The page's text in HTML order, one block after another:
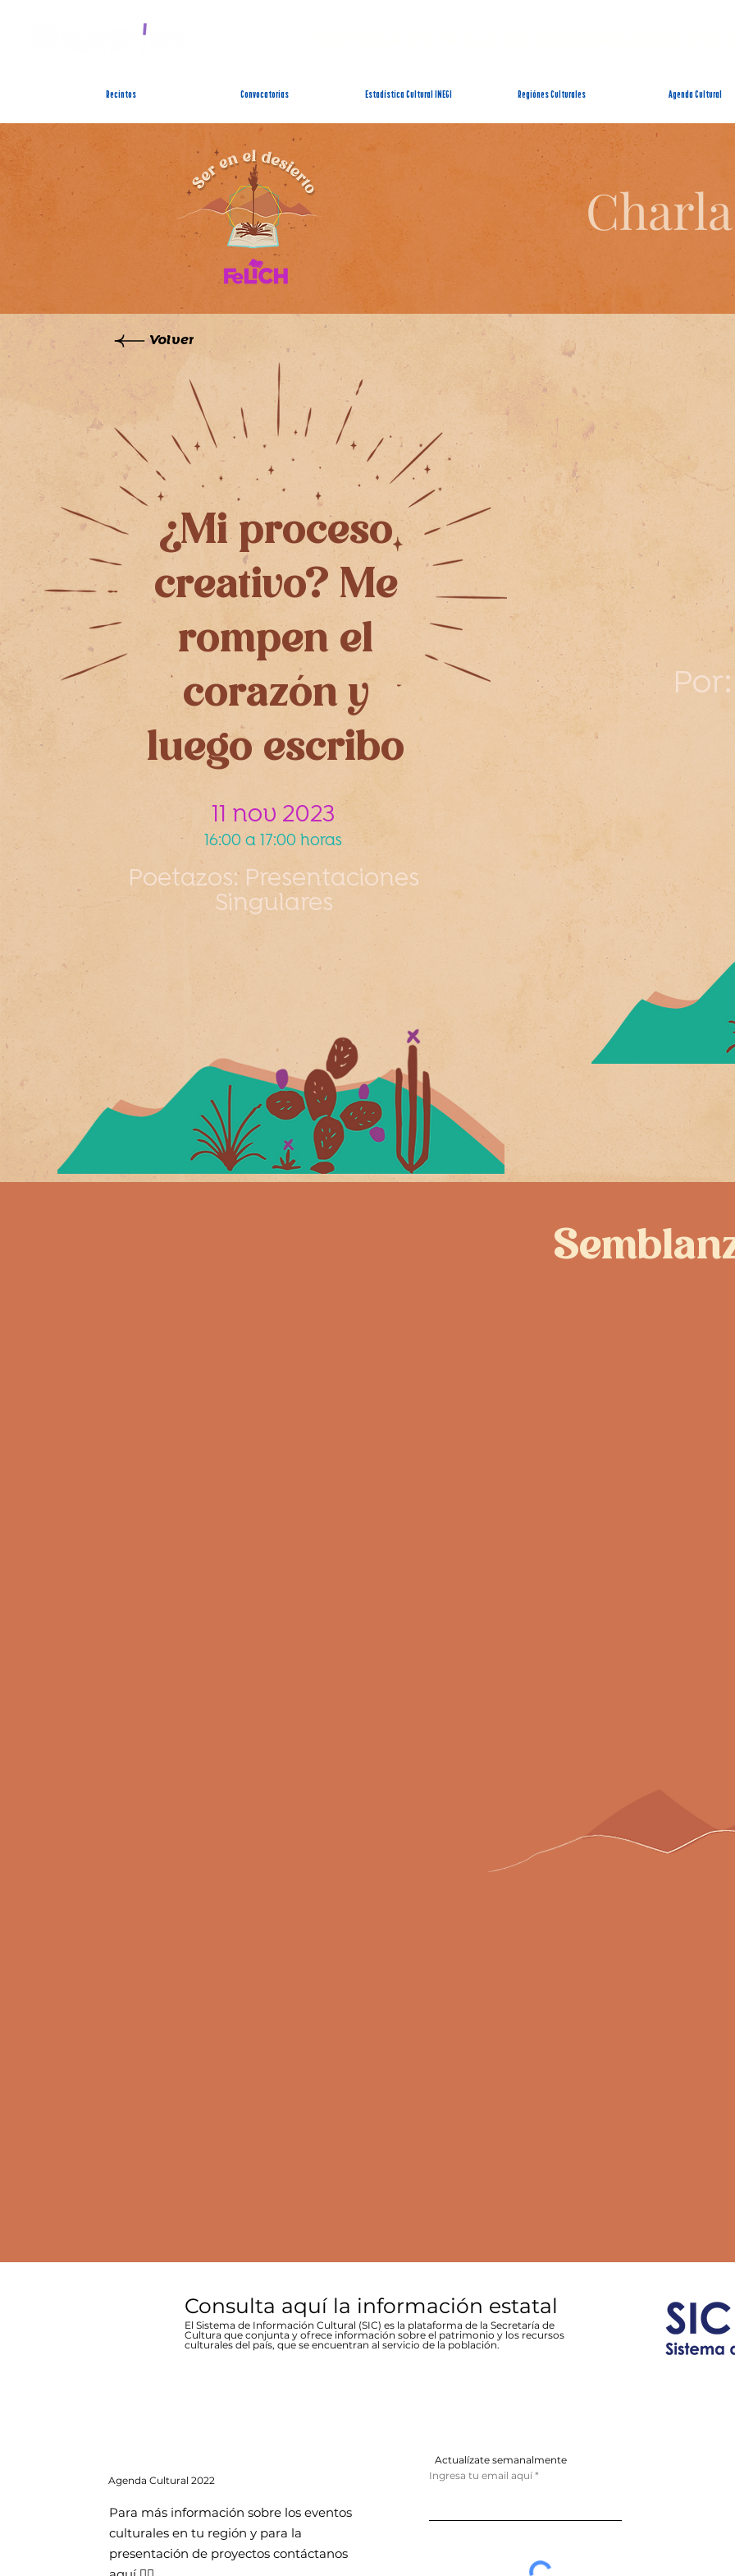
Recintos Convocatorias Estadística Cultural INEGI Regiónes Culturales Agenda Cultural
Charla
Volver
¿Mi proceso
creativo? Me
rompen el
corazón y
luego escribo
11 nov 2023
16:00 a 17:00 horas
Poetazos: Presentaciones
Singulares
Por:
Consulta aquí la información estatal
El Sistema de Información Cultural (SIC) es la plataforma de la Secretaría de
Cultura que conjunta y ofrece información sobre el patrimonio y los recursos
culturales del país, que se encuentran al servicio de la población.
AgendaCultural 2022
Para más información sobre los eventos
culturales en tu región y para la
presentación de proyectos contáctanos
Actualízate semanalmente
Ingresa tu email aquí